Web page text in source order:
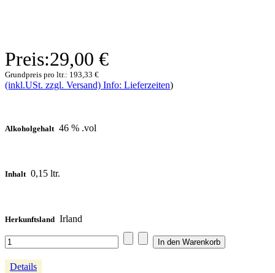
Preis:29,00 €
Grundpreis pro ltr.: 193,33 €
(inkl.USt. zzgl. Versand) Info: Lieferzeiten)
Alkoholgehalt 46 % .vol
Inhalt 0,15 ltr.
Herkunftsland Irland
Details